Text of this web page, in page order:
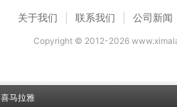
喜马拉雅
关于我们 联系我们 公司新闻
Copyright © 2012-2026